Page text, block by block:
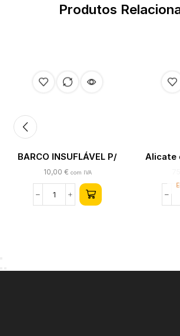
Produtos
BARCO INSUFLÁVEL P/
CRIANÇAS – BESTWAY
10,00 € com IVA
Alicate